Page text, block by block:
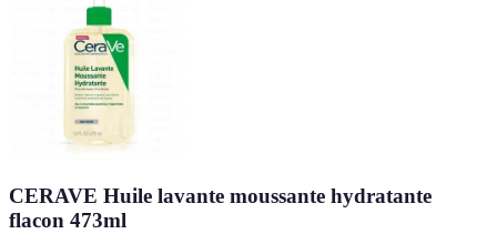
CERAVE Huile lavante moussante hydratante
flacon 473ml